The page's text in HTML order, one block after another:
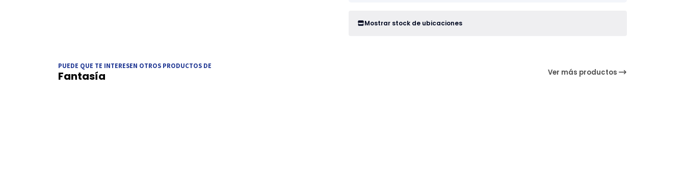
Mostrar stock de ubicaciones
PUEDE QUE TE INTERESEN OTROS PRODUCTOS DE
Fantasía Ver más productos